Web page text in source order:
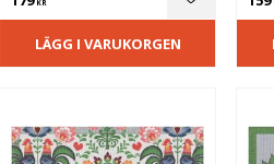
i favoriter
KR Lägg till i
LÄGG I VARUKORGEN